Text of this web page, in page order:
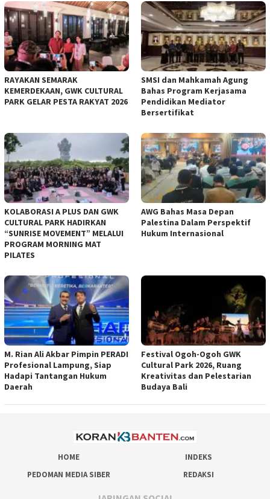
RAYAKAN SEMARAK
KEMERDEKAAN, GWK CULTURAL
PARK GELAR PESTA RAKYAT 2026
SMSI dan Mahkamah Agung
Bahas Program Kerjasama
Pendidikan Mediator
Bersertifikat
KOLABORASI A PLUS DAN GWK
CULTURAL PARK HADIRKAN
“SUNRISE MOVEMENT” MELALUI
PROGRAM MORNING MAT
PILATES
AWG Bahas Masa Depan
Palestina Dalam Perspektif
Hukum Internasional
M. Rian Ali Akbar Pimpin PERADI
Profesional Lampung, Siap
Hadapi Tantangan Hukum
Daerah
Festival Ogoh-Ogoh GWK
Cultural Park 2026, Ruang
Kreativitas dan Pelestarian
Budaya Bali
HOME
INDEKS
PEDOMAN MEDIA SIBER
REDAKSI